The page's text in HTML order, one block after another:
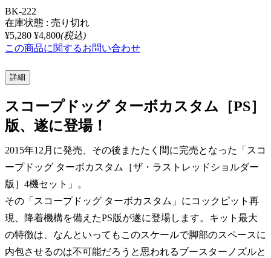
BK-222
在庫状態 : 売り切れ
¥5,280 ¥4,800(税込)
この商品に関するお問い合わせ
詳細
スコープドッグ ターボカスタム［PS］
版、遂に登場！
2015年12月に発売、その後またたく間に完売となった「スコ
ープドッグ ターボカスタム［ザ・ラストレッドショルダー
版］4機セット」。
その「スコープドッグ ターボカスタム」にコックピット再
現、降着機構を備えたPS版が遂に登場します。キット最大
の特徴は、なんといってもこのスケールで脚部のスペースに
内包させるのは不可能だろうと思われるブースターノズルと